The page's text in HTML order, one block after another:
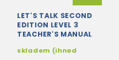
LET'S TALK SECOND
EDITION LEVEL 3
TEACHER'S MANUAL
skladem (ihned